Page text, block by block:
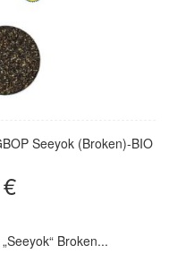
Seeyok (Broken)-BIO
Broken...